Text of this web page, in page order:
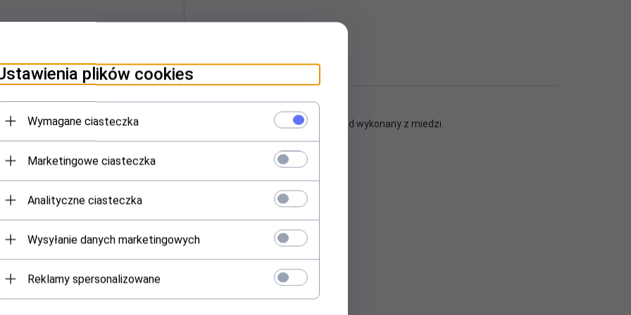
KLIENTÓW
Kabel typu 8P8C, wykonany z wysokiej jakości materiałów - przewód wykonany z miedzi.
plików cookies
Wymagane ciasteczka
Marketingowe ciasteczka
Analityczne ciasteczka
Wysyłanie danych marketingowych
Reklamy spersonalizowane